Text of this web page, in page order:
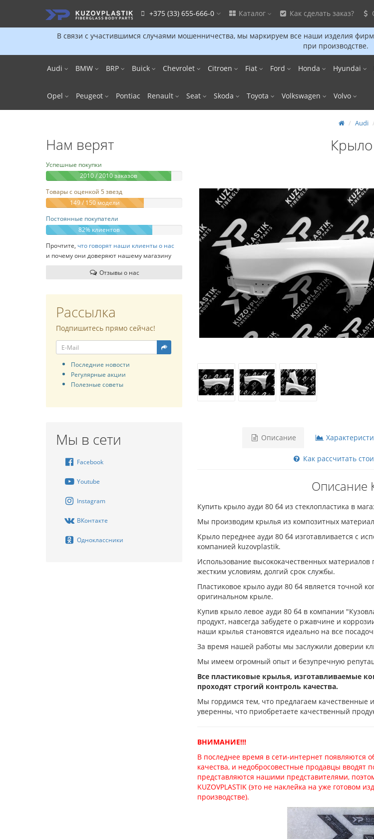
В связи с участившимся случаями мошенничества, мы маркируем все наши изделия
при производстве.
+375 (33) 655-666-0 Каталог Как сделать заказ?
Audi BMW BRP Buick Chevrolet Citroen Fiat Ford Honda Hyundai
Opel Peugeot Pontiac Renault Seat Skoda Toyota Volkswagen Volvo
Нам верят
Успешные покупки
2010 / 2010 заказов
Товары с оценкой 5 звезд
149 / 150 модели
Постоянные покупатели
82% клиентов
Прочтите, что говорят наши клиенты о нас
и почему они доверяют нашему магазину
Отзывы о нас
Рассылка
Подпишитесь прямо сейчас!
Последние новости
Регулярные акции
Полезные советы
Мы в сети
Facebook
Youtube
Instagram
ВКонтакте
Одноклассники
Audi
Описание
Как рассчитать
Описание
Купить крыло ауди 80 б4 из стеклопластика в
Мы производим крылья из композитных
Крыло переднее ауди 80 б4 изготавливается с
компанией kuzovplastik.
Использование высококачественных материалов
жестким условиям, долгий срок службы.
Пластиковое крыло ауди 80 б4 является точной
оригинальном крыле.
Купив крыло левое ауди 80 б4 в компании
продукт, навсегда забудете о ржавчине и
наши крылья становятся идеально на все
За время нашей работы мы заслужили доверии
Мы имеем огромный опыт и безупречную
Все пластиковые крылья, изготавливаемые
проходят строгий контроль качества.
Мы гордимся тем, что предлагаем качественные
уверенны, что приобретаете качественный
ВНИМАНИЕ!!!
В последнее время в сети-интернет появляются
качества, и недобросовестные продавцы вводят
представляются нашими представителями,
KUZOVPLASTIK (это не наклейка на уже
производстве).